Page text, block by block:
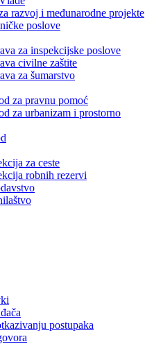
razvoj i međunarodne projekte
poslove
za inspekcijske poslove
civilne zaštite
za šumarstvo
za pravnu pomoć
za urbanizam i prostorno
za ceste
robnih rezervi
postupaka